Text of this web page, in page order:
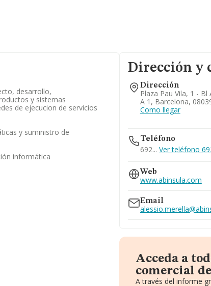
desarrollo,
y sistemas
de ejecucion de servicios
y suministro de
informática
Dirección y
Dirección
Plaza Pau Vila, 1 - Bl
A 1, Barcelona,
Como llegar
Teléfono
692... Ver teléfono
Web
www.abinsula.com
Email
Acceda a
comercial
A través del informe